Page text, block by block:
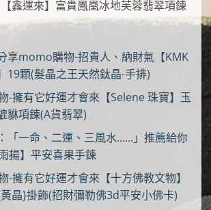
鑫運來】富貴鳳凰冰地芙蓉翡翠項鍊
享momo購物-招貴人、納財氣【KMK
19顆(髮晶之王天然鈦晶-手排)
-擁有它好運才會來【Selene 珠寶】玉
貅項鍊(A貨翡翠)
「一命、二運、三風水......」推薦給你
揚】平安喜果手鍊
-擁有它好運才會來【十方佛教文物】
晶}掛飾(招財彌勒佛3d平安小佛卡)